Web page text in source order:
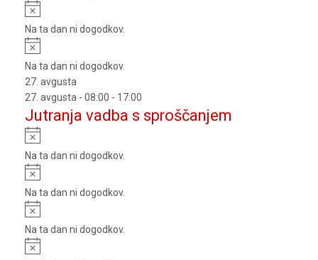
Notice
Na ta dan ni dogodkov.
Notice
Na ta dan ni dogodkov.
27. avgusta
27. avgusta - 08:00 - 17:00
Jutranja vadba s sproščanjem
Notice
Na ta dan ni dogodkov.
Notice
Na ta dan ni dogodkov.
Notice
Na ta dan ni dogodkov.
Notice